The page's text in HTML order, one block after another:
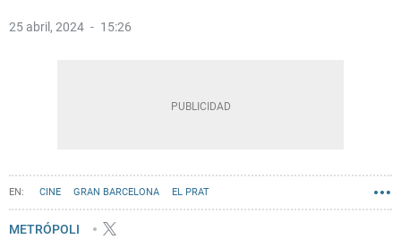
25 abril, 2024 15:26
CINE GRAN BARCELONA EL PRAT
METRÓPOLI